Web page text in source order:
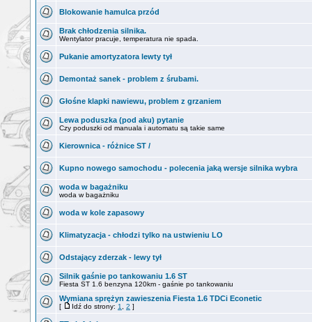
Blokowanie hamulca przód
Brak chłodzenia silnika.
Wentylator pracuje, temperatura nie spada.
Pukanie amortyzatora lewty tył
Demontaż sanek - problem z śrubami.
Głośne klapki nawiewu, problem z grzaniem
Lewa poduszka (pod aku) pytanie
Czy poduszki od manuala i automatu są takie same
Kierownica - różnice ST /
Kupno nowego samochodu - polecenia jaką wersje silnika wybra
woda w bagażniku
woda w bagażniku
woda w kole zapasowy
Klimatyzacja - chłodzi tylko na ustwieniu LO
Odstający zderzak - lewy tył
Silnik gaśnie po tankowaniu 1.6 ST
Fiesta ST 1.6 benzyna 120km - gaśnie po tankowaniu
Wymiana sprężyn zawieszenia Fiesta 1.6 TDCi Econetic
[ Idź do strony: 1 2 ]